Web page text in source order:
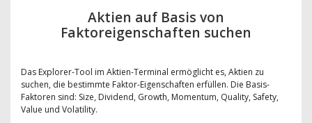
Aktien auf Basis von
Faktoreigenschaften suchen
Das Explorer-Tool im Aktien-Terminal ermöglicht es, Aktien zu
suchen, die bestimmte Faktor-Eigenschaften erfüllen. Die Basis-
Faktoren sind: Size, Dividend, Growth, Momentum, Quality, Safety,
Value und Volatility.